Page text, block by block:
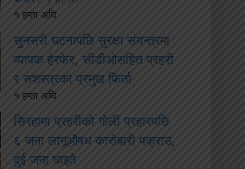
१ हप्ता अघि
सुनसरी घटनापछि सुरक्षा संयन्त्रमा
व्यापक हेरफेर, सीडीओसहित प्रहरी
र सशस्त्रका प्रमुख फिर्ता
१ हप्ता अघि
सिरहामा प्रहरीको गोली प्रहारपछि
६ जना लागूऔषध कारोबारी पक्राउ,
दुई जना घाइते